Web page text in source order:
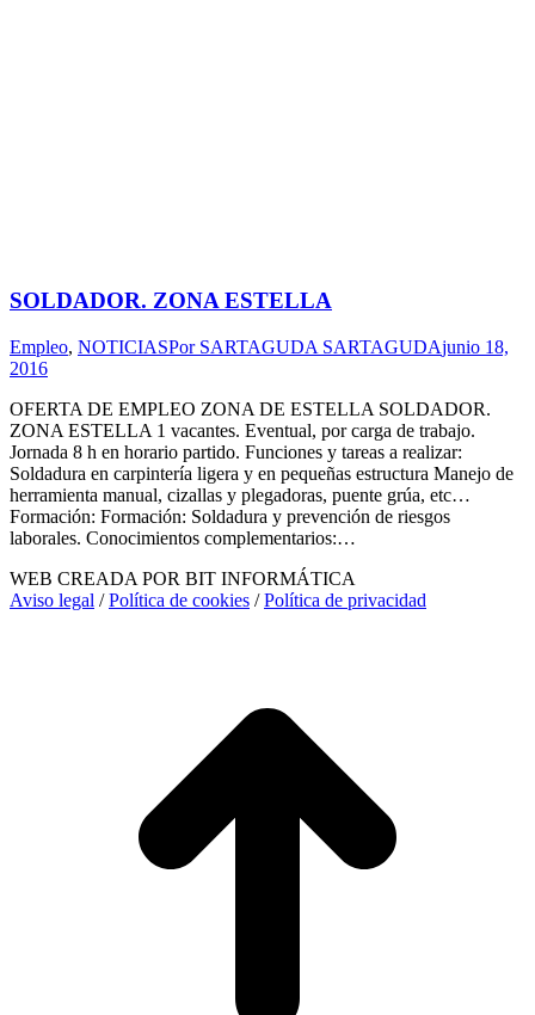
SOLDADOR. ZONA ESTELLA
Empleo, NOTICIASPor SARTAGUDA SARTAGUDAjunio 18,
2016
OFERTA DE EMPLEO ZONA DE ESTELLA SOLDADOR.
ZONA ESTELLA 1 vacantes. Eventual, por carga de trabajo.
Jornada 8 h en horario partido. Funciones y tareas a realizar:
Soldadura en carpintería ligera y en pequeñas estructura Manejo de
herramienta manual, cizallas y plegadoras, puente grúa, etc…
Formación: Formación: Soldadura y prevención de riesgos
laborales. Conocimientos complementarios:…
WEB CREADA POR BIT INFORMÁTICA
Aviso legal /Política de cookies /Política de privacidad